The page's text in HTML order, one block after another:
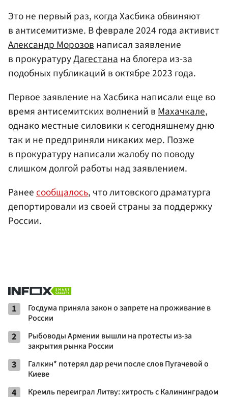
Это не первый раз, когда Хасбика обвиняют
в антисемитизме. В феврале 2024 года активист
Александр Морозовнаписал заявление
в прокуратуруДагестанана блогера из-за
подобных публикаций в октябре 2023 года.
Первое заявление на Хасбика написали еще во
время антисемитских волнений вМахачкале,
однако местные силовики к сегодняшнему дню
так и не предприняли никаких мер. Позже
в прокуратуру написали жалобу по поводу
слишком долгой работы над заявлением.
Ранеесообщалось, что литовского драматурга
депортировали из своей страны за поддержку
России.
1
Госдума приняла закон о запрете на проживание в
России
2
Рыбоводы Армении вышли на протесты из-за
закрытия рынка России
3
Галкин* потерял дар речи после слов Пугачевой о
Киеве
4
Кремль переиграл Литву: хитрость с Калининградом